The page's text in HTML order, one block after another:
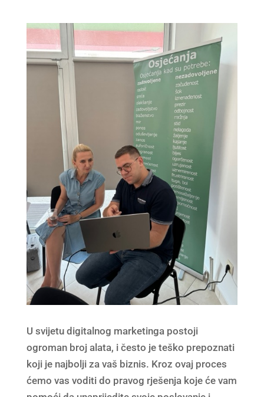
U svijetu digitalnog marketinga postoji
ogroman broj alata, i često je teško prepoznati
koji je najbolji za vaš biznis. Kroz ovaj proces
ćemo vas voditi do pravog rješenja koje će vam